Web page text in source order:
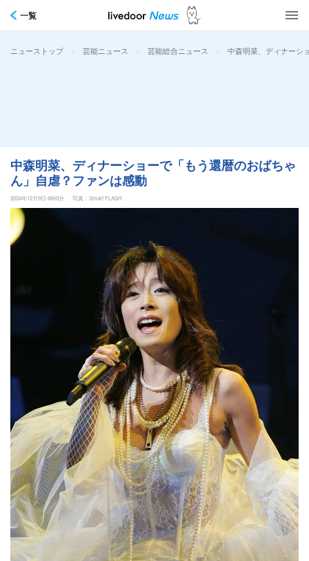
一覧
ニューストップ > 芸能ニュース > 芸能総合ニュース > 中森明菜、ディナーシ
中森明菜、ディナーショーで「もう還暦のおばちゃ
ん」自虐？ファンは感動
2024年12月9日 6時0分 写真：Smart FLASH